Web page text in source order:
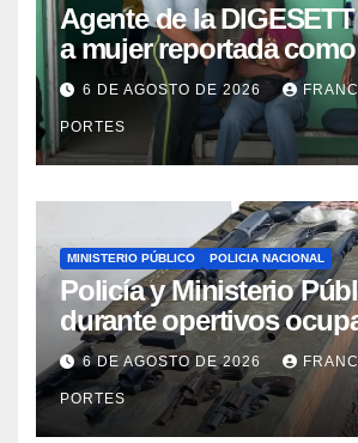
Agente de la
a mujer reportada como
desaparecida tras
desorientada
6 DE AGOSTO DE 2026
PORTES
MINISTERIO PÚBLICO POLICIA NACIONAL
Policía y Ministerio
durante opertivos
armas de fuego,
cocaína y recuperan
robada, en Barahona y
6 DE AGOSTO DE 2026
PORTES